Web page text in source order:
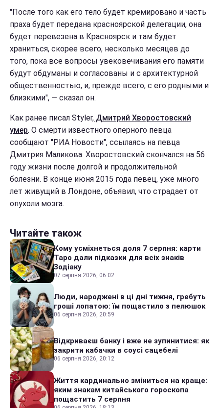
"После того как его тело будет кремировано и часть
праха будет передана красноярской делегации, она
будет перевезена в Красноярск и там будет
храниться, скорее всего, несколько месяцев до
того, пока все вопросы увековечивания его памяти
будут обдуманы и согласованы и с архитектурной
общественностью, и, прежде всего, с его родными и
близкими", — сказал он.
Как ранее писал Styler, Дмитрий Хворостовский
умер. О смерти известного оперного певца
сообщают "РИА Новости", ссылаясь на певца
Дмитрия Маликова. Хворостовский скончался на 56
году жизни после долгой и продолжительной
болезни. В конце июня 2015 года певец, уже много
лет живущий в Лондоне, объявил, что страдает от
опухоли мозга.
Читайте також
Кому усміхнеться доля 7 серпня: карти
Таро дали підказки для всіх знаків
Зодіаку
07 серпня 2026, 06:02
Люди, народжені в ці дні тижня, гребуть
гроші лопатою: їм пощастило з пелюшок
06 серпня 2026, 20:59
Відкриваєш банку і вже не зупинитися: як
закрити кабачки в соусі сацебелі
06 серпня 2026, 20:12
Життя кардинально зміниться на краще:
яким знакам китайського гороскопа
пощастить 7 серпня